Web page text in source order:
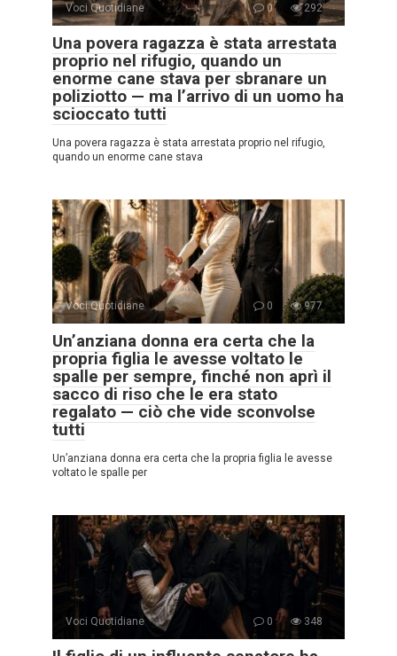
Voci Quotidiane 0 292
Una povera ragazza è stata arrestata
proprio nel rifugio, quando un
enorme cane stava per sbranare un
poliziotto — ma l’arrivo di un uomo ha
scioccato tutti
Una povera ragazza è stata arrestata proprio nel rifugio,
quando un enorme cane stava
Voci Quotidiane 0 977
Un’anziana donna era certa che la
propria figlia le avesse voltato le
spalle per sempre, finché non aprì il
sacco di riso che le era stato
regalato — ciò che vide sconvolse
tutti
Un’anziana donna era certa che la propria figlia le avesse
voltato le spalle per
Voci Quotidiane 0 348